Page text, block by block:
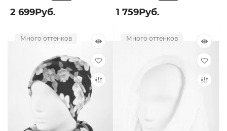
2 699Руб. 1 759Руб.
Много оттенков Много оттенков